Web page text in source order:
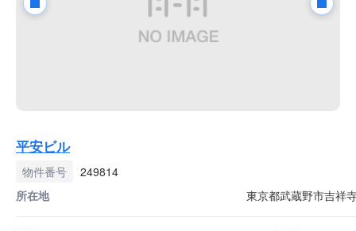
平安ビル
物件番号
249814
所在地
東京都武蔵野市吉祥